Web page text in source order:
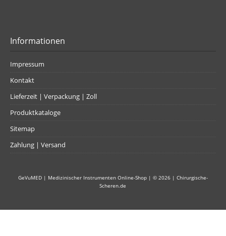
Informationen
Impressum
Kontakt
Lieferzeit | Verpackung | Zoll
Produktkataloge
Sitemap
Zahlung | Versand
GeVuMED | Medizinischer Instrumenten Online-Shop | © 2026 | Chirurgische-
Scheren.de